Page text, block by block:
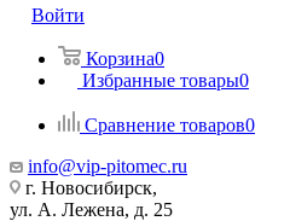
Войти
Корзина0
Избранные товары0
Сравнение товаров0
info@vip-pitomec.ru
г. Новосибирск,
ул. А. Лежена, д. 25